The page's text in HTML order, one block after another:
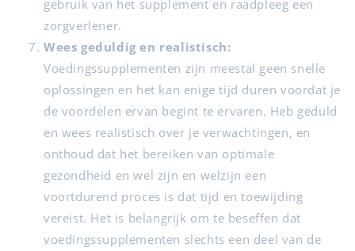
gebruik van het supplement en raadpleeg een
zorgverlener.
Wees geduldig en realistisch:
Voedingssupplementen zijn meestal geen snelle
oplossingen en het kan enige tijd duren voordat je
de voordelen ervan begint te ervaren. Heb geduld
en wees realistisch over je verwachtingen, en
onthoud dat het bereiken van optimale
gezondheid en wel zijn en welzijn een
voortdurend proces is dat tijd en toewijding
vereist. Het is belangrijk om te beseffen dat
voedingssupplementen slechts een deel van de